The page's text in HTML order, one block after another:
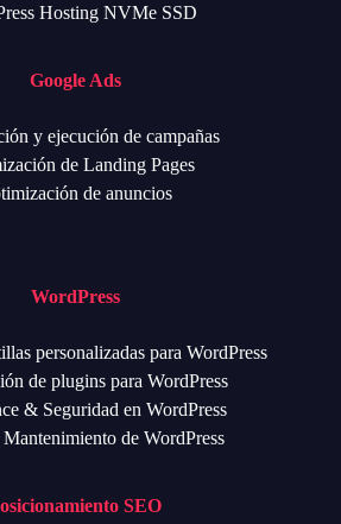
Hosting NVMe SSD
Google Ads
y ejecución de campañas
de Landing Pages
de anuncios
WordPress
personalizadas para WordPress
de plugins para WordPress
& Seguridad en WordPress
de WordPress
SEO